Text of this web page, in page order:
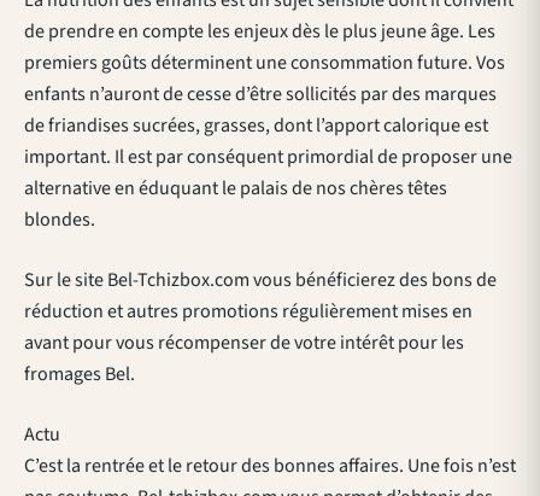
de prendre en compte les enjeux dès le plus jeune âge. Les
premiers goûts déterminent une consommation future. Vos
enfants n’auront de cesse d’être sollicités par des marques
de friandises sucrées, grasses, dont l’apport calorique est
important. Il est par conséquent primordial de proposer une
alternative en éduquant le palais de nos chères têtes
blondes.
Sur le site Bel-Tchizbox.com vous bénéficierez des bons de
réduction et autres promotions régulièrement mises en
avant pour vous récompenser de votre intérêt pour les
fromages Bel.
Actu
C’est la rentrée et le retour des bonnes affaires. Une fois n’est